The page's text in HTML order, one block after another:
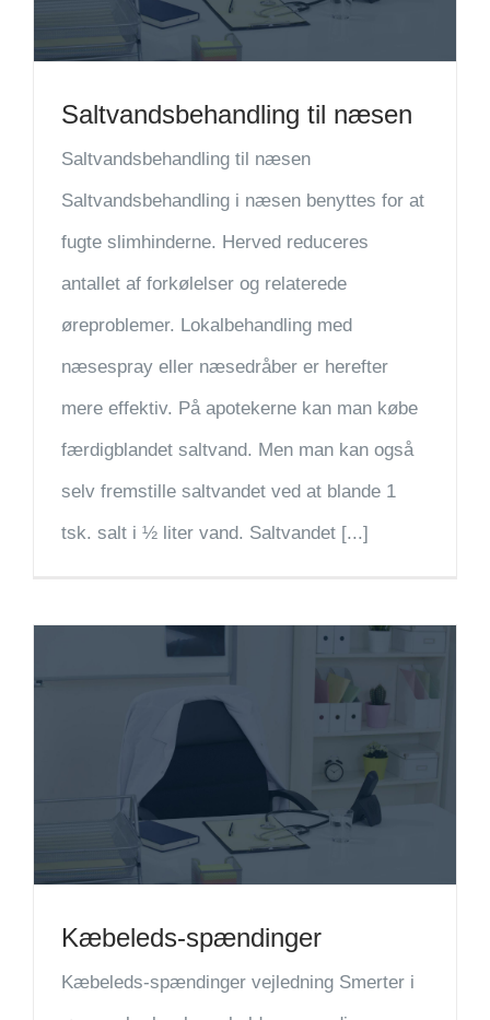
Saltvandsbehandling til næsen
Saltvandsbehandling til næsen
Saltvandsbehandling i næsen benyttes for at
fugte slimhinderne. Herved reduceres
antallet af forkølelser og relaterede
øreproblemer. Lokalbehandling med
næsespray eller næsedråber er herefter
mere effektiv. På apotekerne kan man købe
færdigblandet saltvand. Men man kan også
selv fremstille saltvandet ved at blande 1
tsk. salt i ½ liter vand. Saltvandet [...]
Kæbeleds-spændinger
Kæbeleds-spændinger vejledning Smerter i